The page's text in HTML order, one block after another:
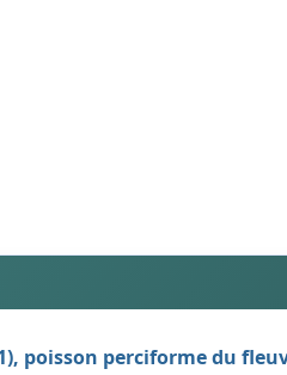
poisson perciforme du